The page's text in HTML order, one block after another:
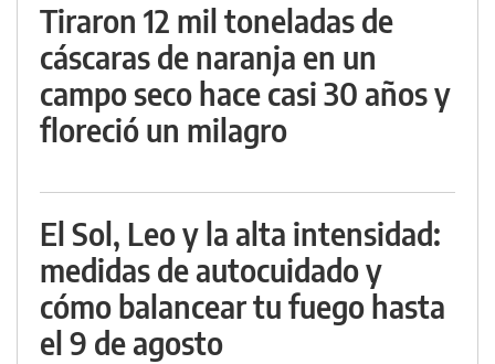
Tiraron 12 mil toneladas de
cáscaras de naranja en un
campo seco hace casi 30 años y
floreció un milagro
El Sol, Leo y la alta intensidad:
medidas de autocuidado y
cómo balancear tu fuego hasta
el 9 de agosto